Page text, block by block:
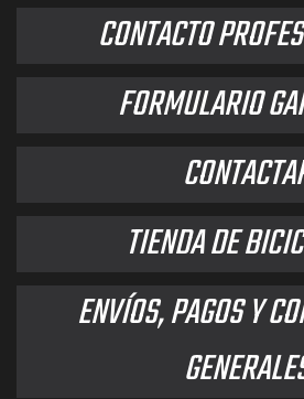
CONTACTO
FORMULARIO
TIENDA DE
ENVÍOS, PAGOS Y